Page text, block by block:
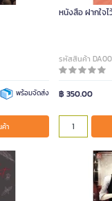
พร้อมจัดส่ง
า
หนังสือ ฝากใจไ
รหัสสินค้า
฿ 350.00